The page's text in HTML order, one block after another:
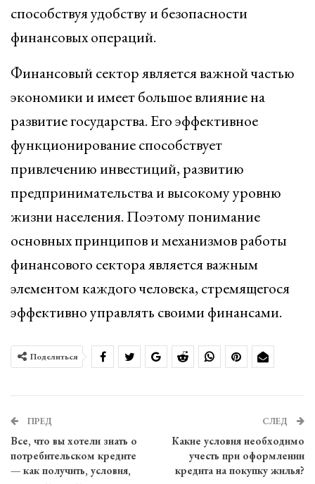
способствуя удобству и безопасности
финансовых операций.
Финансовый сектор является важной частью
экономики и имеет большое влияние на
развитие государства. Его эффективное
функционирование способствует
привлечению инвестиций, развитию
предпринимательства и высокому уровню
жизни населения. Поэтому понимание
основных принципов и механизмов работы
финансового сектора является важным
элементом каждого человека, стремящегося
эффективно управлять своими финансами.
Поделиться
ПРЕД
Все, что вы хотели знать о
потребительском кредите
— как получить, условия,
СЛЕД
Какие условия необходимо
учесть при оформлении
кредита на покупку жилья?